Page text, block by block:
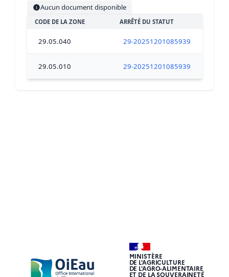
Aucun document disponible
CODE DE LA ZONE ARRÊTÉ DU STATUT
29.05.040 29-20251201085939
29.05.010 29-20251201085939
MINISTÈRE
DE L'AGRICULTURE
DE L'AGRO-ALIMENTAIRE
ET DE LA SOUVERAINETÉ